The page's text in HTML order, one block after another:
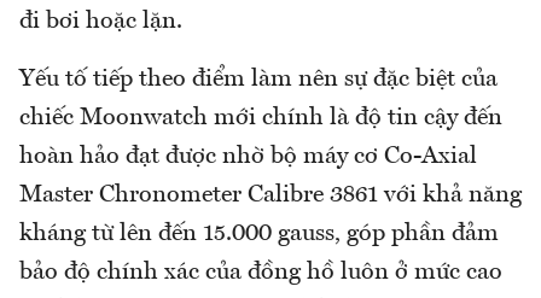
đi bơi hoặc lặn.
Yếu tố tiếp theo điểm làm nên sự đặc biệt của
chiếc Moonwatch mới chính là độ tin cậy đến
hoàn hảo đạt được nhờ bộ máy cơ Co-Axial
Master Chronometer Calibre 3861 với khả năng
kháng từ lên đến 15.000 gauss, góp phần đảm
bảo độ chính xác của đồng hồ luôn ở mức cao